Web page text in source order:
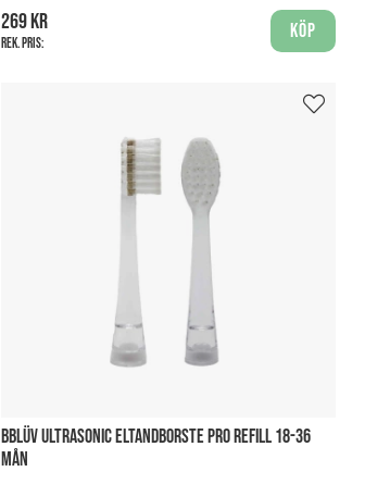
269 kr
Rek. pris:
Köp
BBLÜV ULTRASONIC ELTANDBORSTE PRO REFILL 18-36
MÅN